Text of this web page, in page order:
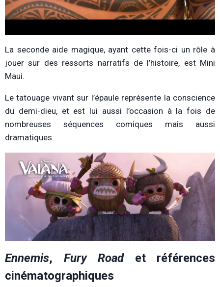
La seconde aide magique, ayant cette fois-ci un rôle à
jouer sur des ressorts narratifs de l’histoire, est Mini
Maui.
Le tatouage vivant sur l’épaule représente la conscience
du demi-dieu, et est lui aussi l’occasion à la fois de
nombreuses séquences comiques mais aussi
dramatiques.
Ennemis, Fury Roadet références
cinématographiques